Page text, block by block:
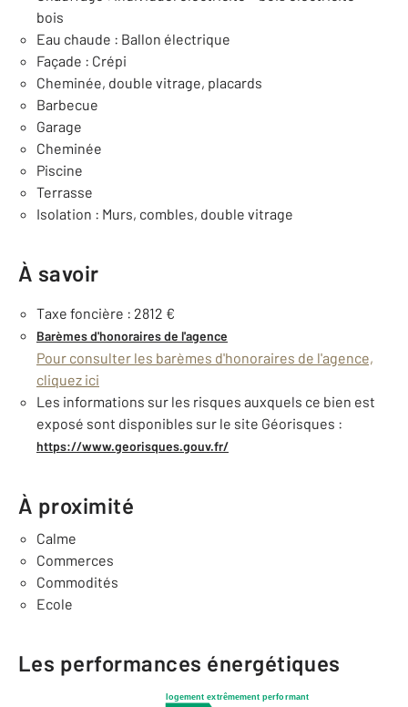
bois
Eau chaude : Ballon électrique
Façade : Crépi
Cheminée, double vitrage, placards
Barbecue
Garage
Cheminée
Piscine
Terrasse
Isolation : Murs, combles, double vitrage
À savoir
Taxe foncière : 2812 €
Barèmes d'honoraires de l'agence
Pour consulter les barèmes d'honoraires de l'agence,
cliquez ici
Les informations sur les risques auxquels ce bien est
exposé sont disponibles sur le site Géorisques :
https://www.georisques.gouv.fr/
À proximité
Calme
Commerces
Commodités
Ecole
Les performances énergétiques
logement extrêmement performant